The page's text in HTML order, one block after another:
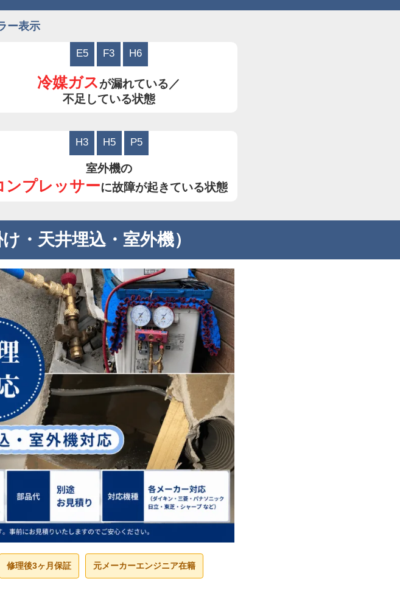
ー表示
E5 F3 H6
冷媒ガスが漏れている／
不足している状態
H3 H5 P5
室外機の
ンプレッサーに故障が起きている状態
・天井埋込・室外機）
修理後3ヶ月保証 元メーカーエンジニア在籍